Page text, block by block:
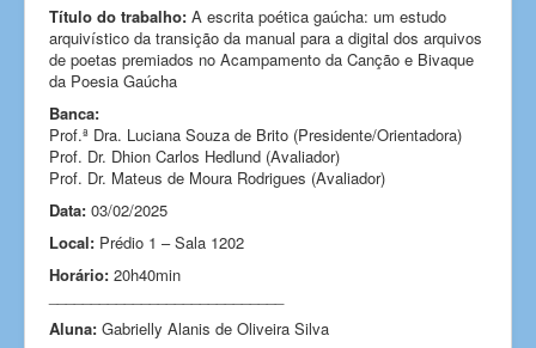
Título do trabalho: A escrita poética gaúcha: um estudo
arquivístico da transição da manual para a digital dos arquivos
de poetas premiados no Acampamento da Canção e Bivaque
da Poesia Gaúcha
Banca:
Prof.ª Dra. Luciana Souza de Brito (Presidente/Orientadora)
Prof. Dr. Dhion Carlos Hedlund (Avaliador)
Prof. Dr. Mateus de Moura Rodrigues (Avaliador)
Data: 03/02/2025
Local: Prédio 1 – Sala 1202
Horário: 20h40min
Aluna: Gabrielly Alanis de Oliveira Silva